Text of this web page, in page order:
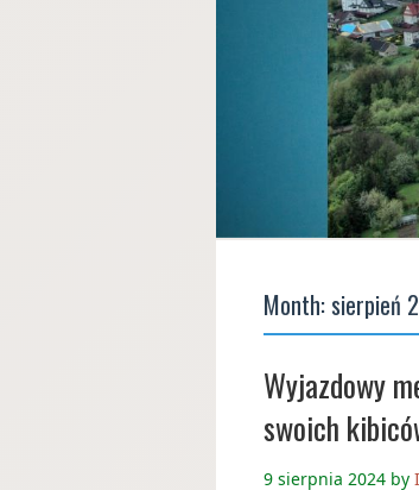
Month: sierpień
Wyjazdowy
swoich
9 sierpnia 2024 by